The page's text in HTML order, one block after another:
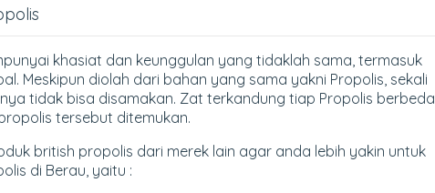
khasiat dan keunggulan yang tidaklah sama, termasuk
Meskipun diolah dari bahan yang sama yakni Propolis, sekali
tidak bisa disamakan. Zat terkandung tiap Propolis berbeda
tersebut ditemukan.
british propolis dari merek lain agar anda lebih yakin untuk
di Berau, yaitu :